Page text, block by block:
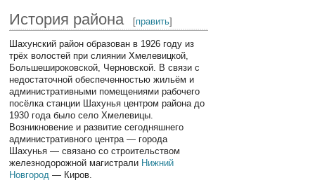
История района [править]
Шахунский район образован в 1926 году из
трёх волостей при слиянии Хмелевицкой,
Большешироковской, Черновской. В связи с
недостаточной обеспеченностью жильём и
административными помещениями рабочего
посёлка станции Шахунья центром района до
1930 года было село Хмелевицы.
Возникновение и развитие сегодняшнего
административного центра — города
Шахунья — связано со строительством
железнодорожной магистрали Нижний
Новгород — Киров.